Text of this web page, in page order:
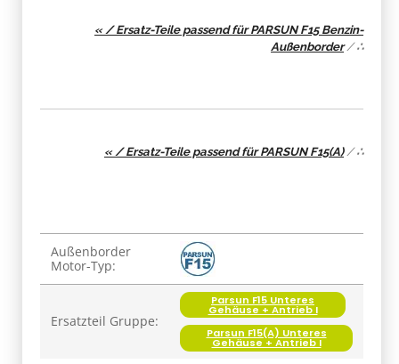
« / Ersatz-Teile passend für PARSUN F15 Benzin-
Außenborder/∴
« / Ersatz-Teile passend für PARSUN F15(A)/∴
Produkteigenschaft
Wert
Außenborder
Motor-Typ:
Ersatzteil Gruppe:
Parsun F15 Unteres
Gehäuse + Antrieb I
Parsun F15(A) Unteres
Gehäuse + Antrieb I